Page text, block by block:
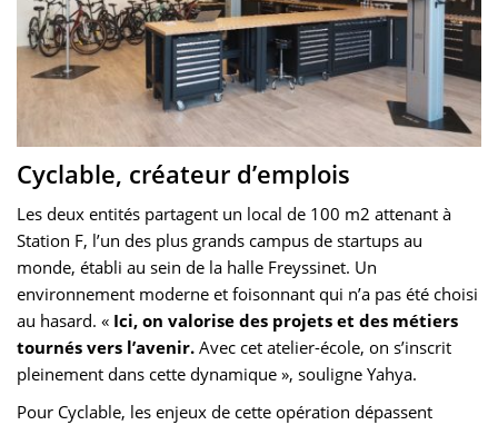
Cyclable, créateur d’emplois
Les deux entités partagent un local de 100 m2 attenant à
Station F, l’un des plus grands campus de startups au
monde, établi au sein de la halle Freyssinet. Un
environnement moderne et foisonnant qui n’a pas été choisi
au hasard. « Ici, on valorise des projets et des métiers
tournés vers l’avenir. Avec cet atelier-école, on s’inscrit
pleinement dans cette dynamique », souligne Yahya.
Pour Cyclable, les enjeux de cette opération dépassent